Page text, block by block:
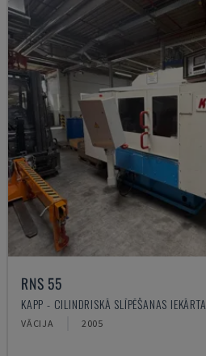
RNS 55
KAPP - CILINDRISKĀ SLĪPĒŠANAS IEKĀRTA
VĀCIJA 2005